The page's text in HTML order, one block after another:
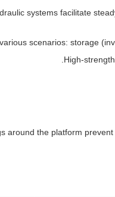
systems facilitate
scenarios: storage
High-
around the platform